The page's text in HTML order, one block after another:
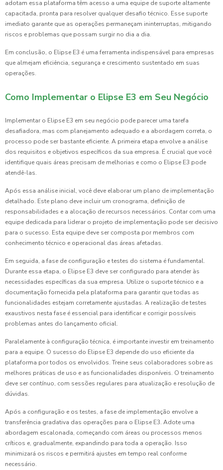
adotam essa plataforma têm acesso a uma equipe de suporte altamente
capacitada, pronta para resolver qualquer desafio técnico. Esse suporte
imediato garante que as operações permaneçam ininterruptas, mitigando
riscos e problemas que possam surgir no dia a dia.
Em conclusão, o Elipse E3 é uma ferramenta indispensável para empresas
que almejam eficiência, segurança e crescimento sustentado em suas
operações.
Como Implementar o Elipse E3 em Seu Negócio
Implementar o Elipse E3 em seu negócio pode parecer uma tarefa
desafiadora, mas com planejamento adequado e a abordagem correta, o
processo pode ser bastante eficiente. A primeira etapa envolve a análise
dos requisitos e objetivos específicos da sua empresa. É crucial que você
identifique quais áreas precisam de melhorias e como o Elipse E3 pode
atendê-las.
Após essa análise inicial, você deve elaborar um plano de implementação
detalhado. Este plano deve incluir um cronograma, definição de
responsabilidades e a alocação de recursos necessários. Contar com uma
equipe dedicada para liderar o projeto de implementação pode ser decisivo
para o sucesso. Esta equipe deve ser composta por membros com
conhecimento técnico e operacional das áreas afetadas.
Em seguida, a fase de configuração e testes do sistema é fundamental.
Durante essa etapa, o Elipse E3 deve ser configurado para atender às
necessidades específicas da sua empresa. Utilize o suporte técnico e a
documentação fornecida pela plataforma para garantir que todas as
funcionalidades estejam corretamente ajustadas. A realização de testes
exaustivos nesta fase é essencial para identificar e corrigir possíveis
problemas antes do lançamento oficial.
Paralelamente à configuração técnica, é importante investir em treinamento
para a equipe. O sucesso do Elipse E3 depende do uso eficiente da
plataforma por todos os envolvidos. Treine seus colaboradores sobre as
melhores práticas de uso e as funcionalidades disponíveis. O treinamento
deve ser contínuo, com sessões regulares para atualização e resolução de
dúvidas.
Após a configuração e os testes, a fase de implementação envolve a
transferência gradativa das operações para o Elipse E3. Adote uma
abordagem escalonada, começando com áreas ou processos menos
críticos e, gradualmente, expandindo para toda a operação. Isso
minimizará os riscos e permitirá ajustes em tempo real conforme
necessário.